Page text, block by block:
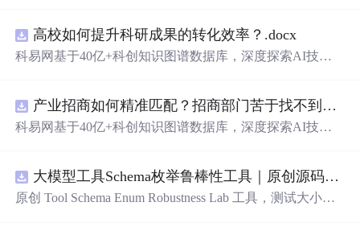
高校如何提升科研成果的转化效率？.docx
科易网基于40亿+科创知识图谱数据库，深度探索AI技术
新领域的AI+数智化解决方案，推动科技创新与产业创新
智能化发展。
产业招商如何精准匹配？招商部门苦于找不到符合产业链补链强链方向的目标企业怎么办？.docx
科易网基于40亿+科创知识图谱数据库，深度探索AI技术
新领域的AI+数智化解决方案，推动科技创新与产业创新
智能化发展。
大模型工具Schema枚举鲁棒性工具｜原创源码+测试+离线报告
原创 Tool Schema Enum Robustness Lab 工具，测试大小